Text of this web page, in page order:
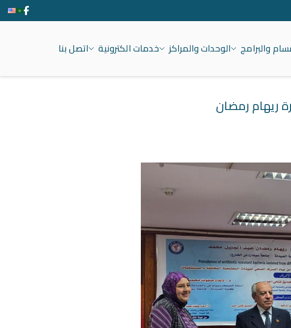
والبرامج الوحدات والمراكز خدمات الكترونية اتصل بنا
ريهام رمضان